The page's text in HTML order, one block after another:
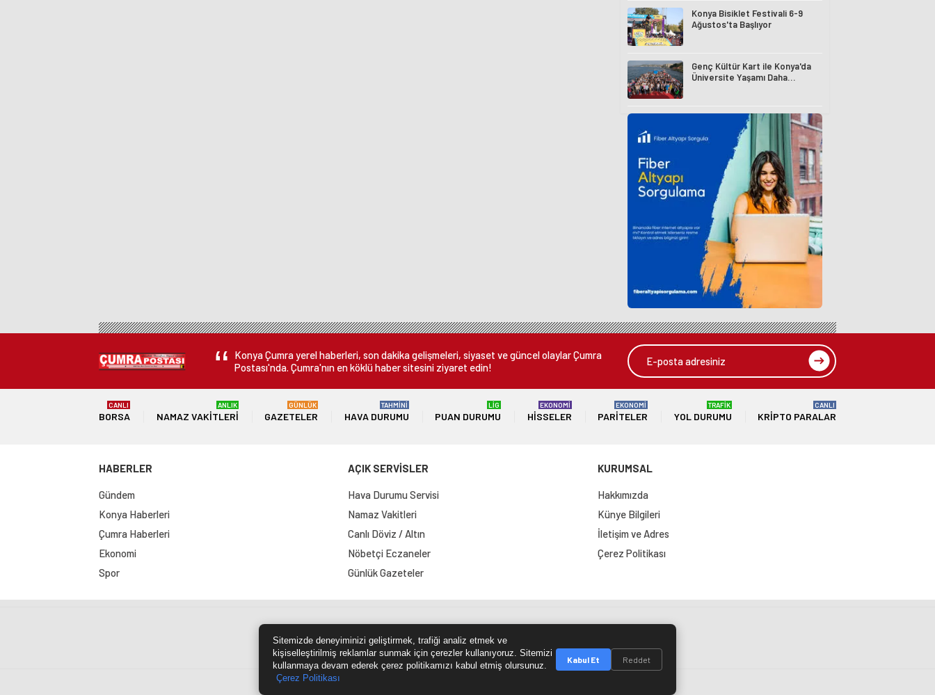
Konya Bisiklet Festivali 6-9
Ağustos'ta Başlıyor
Genç Kültür Kart ile Konya'da
Üniversite Yaşamı Daha
Konya Çumra yerel haberleri, son dakika gelişmeleri, siyaset ve güncel olaylar Çumra
Postası'nda. Çumra'nın en köklü haber sitesini ziyaret edin!
BORSA
CANLI
NAMAZ VAKITLERI
ANLIK
GAZETELER
GÜNLÜK
HAVA DURUMU
TAHMİNİ
PUAN DURUMU
LİG
HISSELER
EKONOMİ
PARITELER
EKONOMİ
YOL DURUMU
TRAFİK
KRIPTO PARALAR
CANLI
HABERLER
Gündem
Konya Haberleri
Çumra Haberleri
Ekonomi
Spor
AÇIK SERVİSLER
Hava Durumu Servisi
Namaz Vakitleri
Canlı Döviz / Altın
Nöbetçi Eczaneler
Günlük Gazeteler
KURUMSAL
Hakkımızda
Künye Bilgileri
İletişim ve Adres
Çerez Politikası
Site Haritası RSS Kaynağı Çumra Postası
Sitemizde deneyiminizi geliştirmek, trafiği analiz etmek ve
kişiselleştirilmiş reklamlar sunmak için çerezler kullanıyoruz. Sitemizi
kullanmaya devam ederek çerez politikamızı kabul etmiş olursunuz.
Çerez Politikası
Kabul Et Reddet